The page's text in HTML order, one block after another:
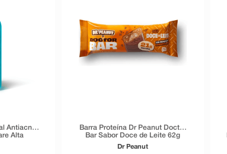
Antiacne
Alta
Barra Proteína Dr Peanut Doctor
Bar Sabor Doce de Leite 62g
Dr Peanut